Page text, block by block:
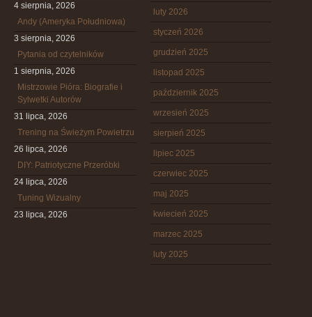
4 sierpnia, 2026
Andy (Ameryka Południowa)
3 sierpnia, 2026
Pytania od czytelników
1 sierpnia, 2026
Mistrzowie Pióra: Biografie i
Sylwetki Autorów
31 lipca, 2026
Trening na Świeżym Powietrzu
26 lipca, 2026
DIY: Patriotyczne Przeróbki
24 lipca, 2026
Tuning Wizualny
23 lipca, 2026
luty 2026
styczeń 2026
grudzień 2025
listopad 2025
październik 2025
wrzesień 2025
sierpień 2025
lipiec 2025
czerwiec 2025
maj 2025
kwiecień 2025
marzec 2025
luty 2025